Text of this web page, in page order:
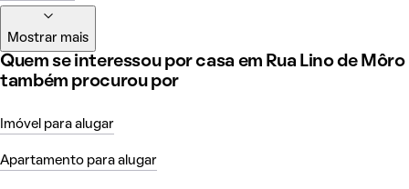
Mostrar mais
Quem se interessou por casa em Rua Lino de Môro
também procurou por
Imóvel para alugar
Apartamento para alugar